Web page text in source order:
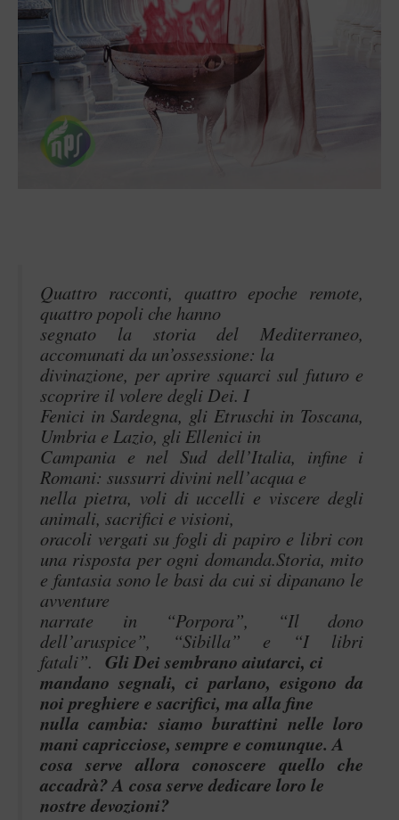
Quattro racconti, quattro epoche remote,
quattro popoli che hanno
segnato la storia del Mediterraneo,
accomunati da un’ossessione: la
divinazione, per aprire squarci sul futuro e
scoprire il volere degli Dei. I
Fenici in Sardegna, gli Etruschi in Toscana,
Umbria e Lazio, gli Ellenici in
Campania e nel Sud dell’Italia, infine i
Romani: sussurri divini nell’acqua e
nella pietra, voli di uccelli e viscere degli
animali, sacrifici e visioni,
oracoli vergati su fogli di papiro e libri con
una risposta per ogni domanda.Storia, mito
e fantasia sono le basi da cui si dipanano le
avventure
narrate in “Porpora”, “Il dono
dell’aruspice”, “Sibilla” e “I libri
fatali”. Gli Dei sembrano aiutarci, ci
mandano segnali, ci parlano, esigono da
noi preghiere e sacrifici, ma alla fine
nulla cambia: siamo burattini nelle loro
mani capricciose, sempre e comunque. A
cosa serve allora conoscere quello che
accadrà? A cosa serve dedicare loro le
nostre devozioni?